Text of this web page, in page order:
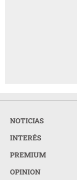
NOTICIAS
INTERÉS
PREMIUM
OPINION